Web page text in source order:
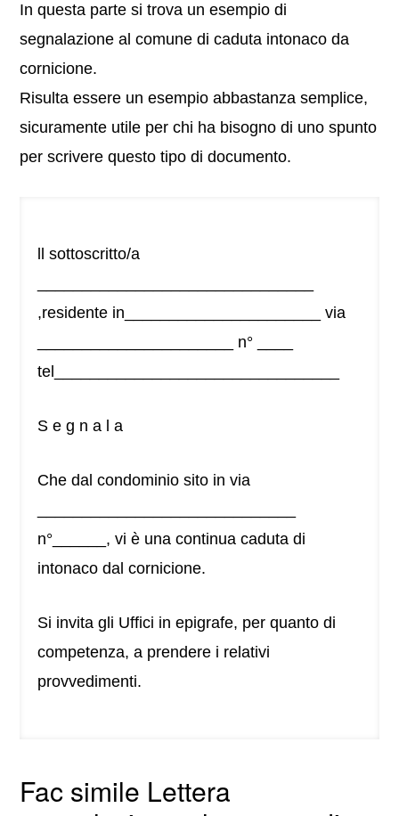
In questa parte si trova un esempio di
segnalazione al comune di caduta intonaco da
cornicione.
Risulta essere un esempio abbastanza semplice,
sicuramente utile per chi ha bisogno di uno spunto
per scrivere questo tipo di documento.
ll sottoscritto/a
,residente in______________________ via
______________________ n° ____
tel________________________________
S e g n a l a
Che dal condominio sito in via
n°______, vi è una continua caduta di
intonaco dal cornicione.
Si invita gli Uffici in epigrafe, per quanto di
competenza, a prendere i relativi
provvedimenti.
Fac simile Lettera